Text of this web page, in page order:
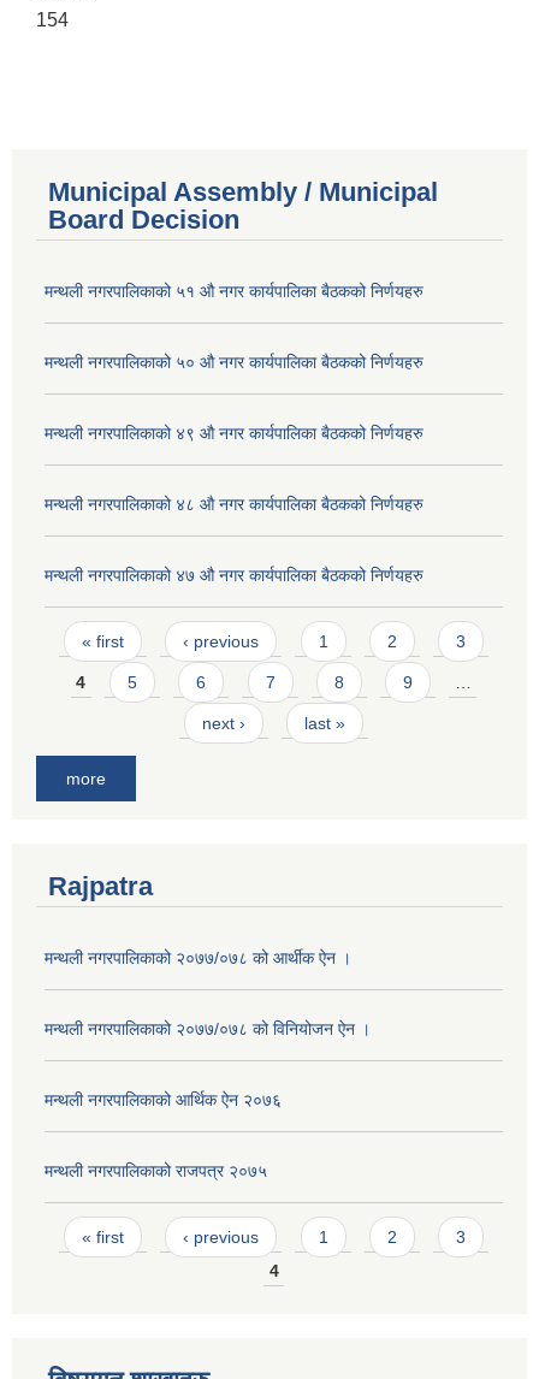
154
Municipal Assembly / Municipal
Board Decision
मन्थली नगरपालिकाको ५१ औ नगर कार्यपालिका बैठकको निर्णयहरु
मन्थली नगरपालिकाको ५० औ नगर कार्यपालिका बैठकको निर्णयहरु
मन्थली नगरपालिकाको ४९ औ नगर कार्यपालिका बैठकको निर्णयहरु
मन्थली नगरपालिकाको ४८ औ नगर कार्यपालिका बैठकको निर्णयहरु
मन्थली नगरपालिकाको ४७ औ नगर कार्यपालिका बैठकको निर्णयहरु
Pages
« first ‹ previous 1 2 3
4 5 6 7 8 9
next › last »
more
Rajpatra
मन्थली नगरपालिकाको २०७७/०७८ को आर्थीक ऐन ।
मन्थली नगरपालिकाको २०७७/०७८ को विनियोजन ऐन ।
मन्थली नगरपालिकाको आर्थिक ऐन २०७६
मन्थली नगरपालिकाको राजपत्र २०७५
Pages
« first ‹ previous 1 2
3
4